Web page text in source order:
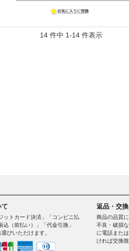
14 件中 1-14 件表示
ットカード決済」「コンビニ払
込（前払い）」「代金引換」
びいただけます。
返品・交
商品の品質
不良・破損
に電話また
ければ交換致